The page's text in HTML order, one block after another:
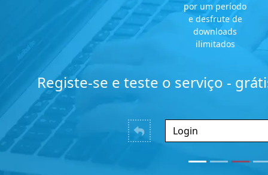
por um período
e desfrute de
downloads
ilimitados
Registe-se e teste o serviço -